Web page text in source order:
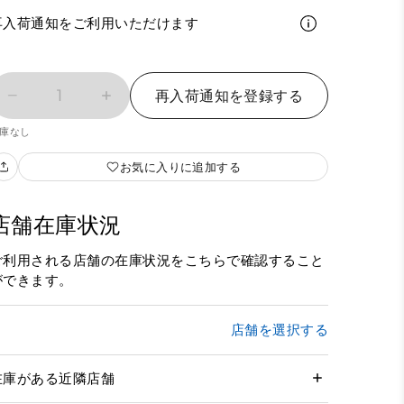
入荷通知をご利用いただけます
1 再入荷通知を登録する
なし
お気に入りに追加する
舗在庫状況
利用される店舗の在庫状況をこちらで確認すること
きます。
店舗を選択する
庫がある近隣店舗